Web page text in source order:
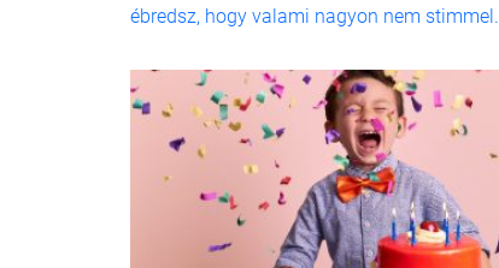
ébredsz, hogy valami nagyon nem stimmel.